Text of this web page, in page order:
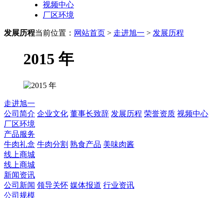
视频中心
厂区环境
发展历程当前位置： 网站首页 > 走进旭一 > 发展历程
2015 年
走进旭一
公司简介 企业文化 董事长致辞 发展历程 荣誉资质 视频中心
厂区环境
产品服务
牛肉礼盒 牛肉分割 熟食产品 美味肉酱
线上商城
线上商城
新闻资讯
公司新闻 领导关怀 媒体报道 行业资讯
公司规模